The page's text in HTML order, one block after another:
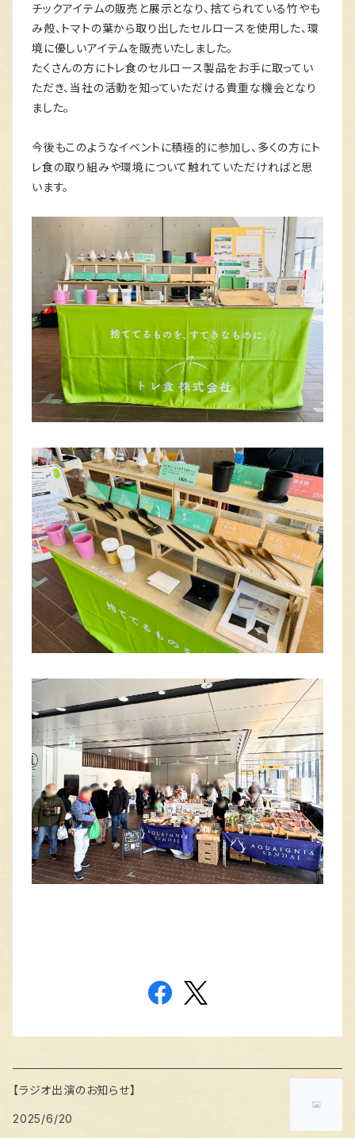
チックアイテムの販売と展示となり、捨てられている竹やも
み殻、トマトの葉から取り出したセルロースを使用した、環
境に優しいアイテムを販売いたしました。
たくさんの方にトレ食のセルロース製品をお手に取ってい
ただき、当社の活動を知っていただける貴重な機会となり
ました。
今後もこのようなイベントに積極的に参加し、多くの方にト
レ食の取り組みや環境について触れていただければと思
います。
【ラジオ出演のお知らせ】
2025/6/20